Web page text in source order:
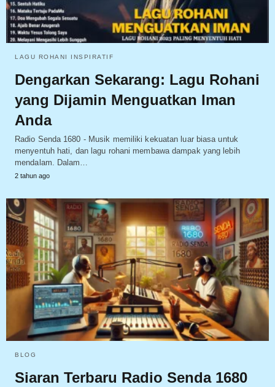
LAGU ROHANI INSPIRATIF
Dengarkan Sekarang: Lagu Rohani
yang Dijamin Menguatkan Iman
Anda
Radio Senda 1680 - Musik memiliki kekuatan luar biasa untuk
menyentuh hati, dan lagu rohani membawa dampak yang lebih
mendalam. Dalam…
2 tahun ago
BLOG
Siaran Terbaru Radio Senda 1680